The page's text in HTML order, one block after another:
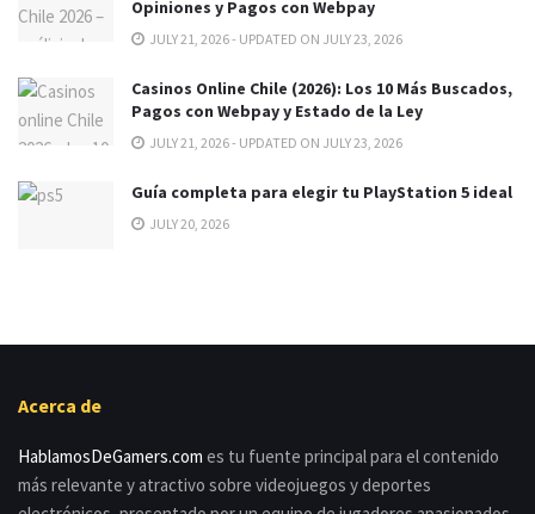
Opiniones y Pagos con Webpay
JULY 21, 2026 - UPDATED ON JULY 23, 2026
Casinos Online Chile (2026): Los 10 Más Buscados,
Pagos con Webpay y Estado de la Ley
JULY 21, 2026 - UPDATED ON JULY 23, 2026
Guía completa para elegir tu PlayStation 5 ideal
JULY 20, 2026
Acerca de
HablamosDeGamers.com es tu fuente principal para el contenido
más relevante y atractivo sobre videojuegos y deportes